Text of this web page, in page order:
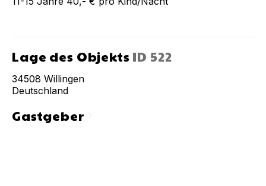
Lage des Objekts ID 522
34508 Willingen
Deutschland
Gastgeberchevron_right